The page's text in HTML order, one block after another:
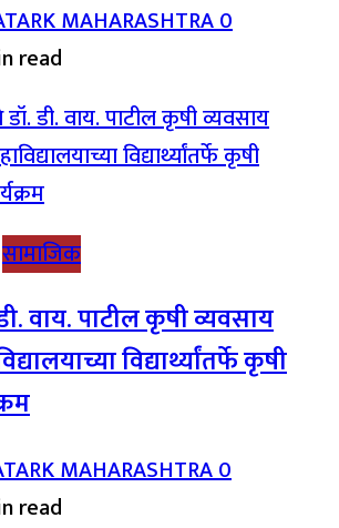
MAHARASHTRA0
read
सामाजिक
वाय. पाटील कृषी व्यवसाय
विद्यार्थ्यांतर्फे कृषी
MAHARASHTRA0
read